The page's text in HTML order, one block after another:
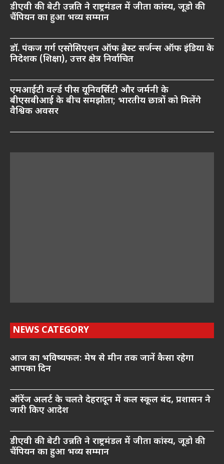
डीएवी की बेटी उन्नति ने राष्ट्रमंडल में जीता कांस्य, जूडो की
चैंपियन का हुआ भव्य सम्मान
डॉ. पंकज गर्ग एसोसिएशन ऑफ ब्रेस्ट सर्जन्स ऑफ इंडिया के
निदेशक (शिक्षा), उत्तर क्षेत्र निर्वाचित
एमआईटी वर्ल्ड पीस यूनिवर्सिटी और जर्मनी के
बीएसबीआई के बीच समझौता; भारतीय छात्रों को मिलेंगे
वैश्विक अवसर
NEWS CATEGORY
आज का भविष्यफल: मेष से मीन तक जानें कैसा रहेगा
आपका दिन
ऑरेंज अलर्ट के चलते देहरादून में कल स्कूल बंद, प्रशासन ने
जारी किए आदेश
डीएवी की बेटी उन्नति ने राष्ट्रमंडल में जीता कांस्य, जूडो की
चैंपियन का हुआ भव्य सम्मान